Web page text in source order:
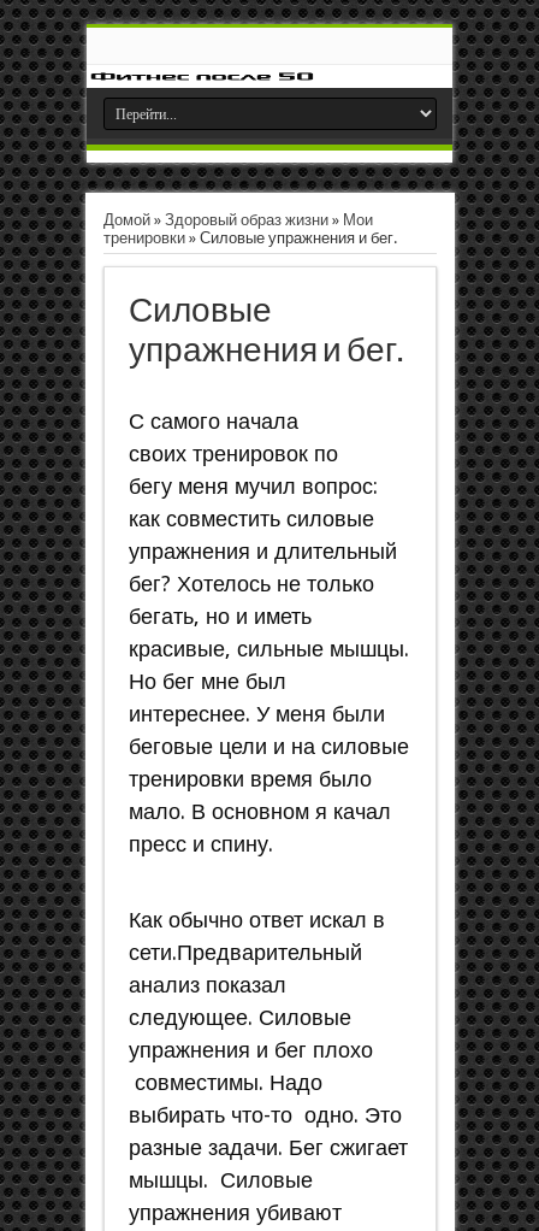
Домой» Здоровый образ жизни» Мои
тренировки» Силовые упражнения и бег.
Силовые
упражнения и бег.
С самого начала
своих тренировок по
бегу меня мучил вопрос:
как совместить силовые
упражнения и длительный
бег? Хотелось не только
бегать, но и иметь
красивые, сильные мышцы.
Но бег мне был
интереснее. У меня были
беговые цели и на силовые
тренировки время было
мало. В основном я качал
пресс и спину.
Как обычно ответ искал в
сети.Предварительный
анализ показал
следующее. Силовые
упражнения и бег плохо
совместимы. Надо
выбирать что-то одно. Это
разные задачи. Бег сжигает
мышцы. Силовые
упражнения убивают